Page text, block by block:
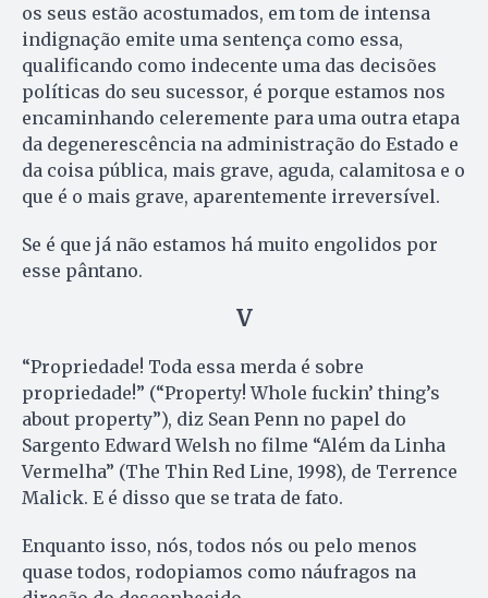
os seus estão acostumados, em tom de intensa
indignação emite uma sentença como essa,
qualificando como indecente uma das decisões
políticas do seu sucessor, é porque estamos nos
encaminhando celeremente para uma outra etapa
da degenerescência na administração do Estado e
da coisa pública, mais grave, aguda, calamitosa e o
que é o mais grave, aparentemente irreversível.
Se é que já não estamos há muito engolidos por
esse pântano.
V
“Propriedade! Toda essa merda é sobre
propriedade!” (“Property! Whole fuckin’ thing’s
about property”), diz Sean Penn no papel do
Sargento Edward Welsh no filme “Além da Linha
Vermelha” (The Thin Red Line, 1998), de Terrence
Malick. E é disso que se trata de fato.
Enquanto isso, nós, todos nós ou pelo menos
quase todos, rodopiamos como náufragos na